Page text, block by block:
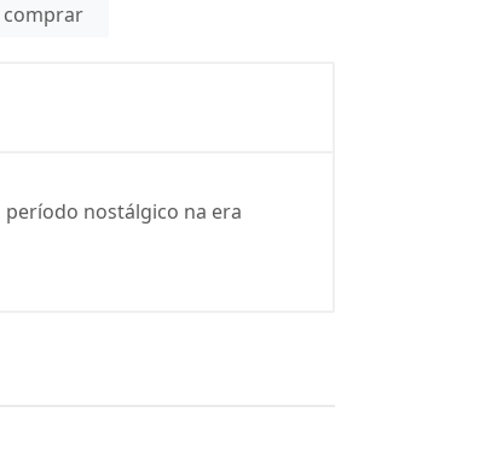
comprar
período nostálgico na era